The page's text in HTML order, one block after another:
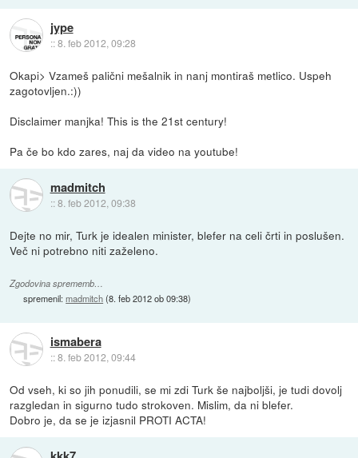
jype
::8. feb 2012, 09:28
Okapi> Vzameš palični mešalnik in nanj montiraš metlico. Uspeh
zagotovljen.:))
Disclaimer manjka! This is the 21st century!
Pa če bo kdo zares, naj da video na youtube!
madmitch
::8. feb 2012, 09:38
Dejte no mir, Turk je idealen minister, blefer na celi črti in poslušen.
Več ni potrebno niti zaželeno.
Zgodovina sprememb…
spremenil:madmitch(8. feb 2012 ob 09:38)
ismabera
::8. feb 2012, 09:44
Od vseh, ki so jih ponudili, se mi zdi Turk še najboljši, je tudi dovolj
razgledan in sigurno tudo strokoven. Mislim, da ni blefer.
Dobro je, da se je izjasnil PROTI ACTA!